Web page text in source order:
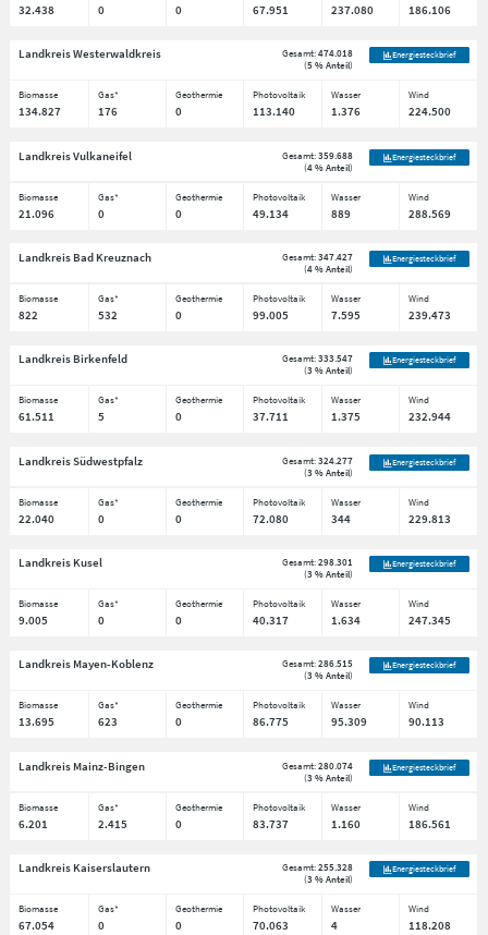
32.438 0 0 67.951 237.080 186.106
Landkreis Westerwaldkreis Gesamt:474.018
(5 % Anteil)
Energiesteckbrief
Biomasse Gas* Geothermie Photovoltaik Wasser Wind
134.827 176 0 113.140 1.376 224.500
Landkreis Vulkaneifel Gesamt:359.688
(4 % Anteil)
Energiesteckbrief
Biomasse Gas* Geothermie Photovoltaik Wasser Wind
21.096 0 0 49.134 889 288.569
Landkreis Bad Kreuznach Gesamt:347.427
(4 % Anteil)
Energiesteckbrief
Biomasse Gas* Geothermie Photovoltaik Wasser Wind
822 532 0 99.005 7.595 239.473
Landkreis Birkenfeld Gesamt:333.547
(3 % Anteil)
Energiesteckbrief
Biomasse Gas* Geothermie Photovoltaik Wasser Wind
61.511 5 0 37.711 1.375 232.944
Landkreis Südwestpfalz Gesamt:324.277
(3 % Anteil)
Energiesteckbrief
Biomasse Gas* Geothermie Photovoltaik Wasser Wind
22.040 0 0 72.080 344 229.813
Landkreis Kusel Gesamt:298.301
(3 % Anteil)
Energiesteckbrief
Biomasse Gas* Geothermie Photovoltaik Wasser Wind
9.005 0 0 40.317 1.634 247.345
Landkreis Mayen-Koblenz Gesamt:286.515
(3 % Anteil)
Energiesteckbrief
Biomasse Gas* Geothermie Photovoltaik Wasser Wind
13.695 623 0 86.775 95.309 90.113
Landkreis Mainz-Bingen Gesamt:280.074
(3 % Anteil)
Energiesteckbrief
Biomasse Gas* Geothermie Photovoltaik Wasser Wind
6.201 2.415 0 83.737 1.160 186.561
Landkreis Kaiserslautern Gesamt:255.328
(3 % Anteil)
Energiesteckbrief
Biomasse Gas* Geothermie Photovoltaik Wasser Wind
67.054 0 0 70.063 4 118.208